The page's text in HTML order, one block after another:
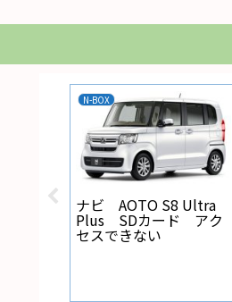
N-BOX
ナビ AOTO S8 Ultra
Plus SDカード アク
セスできない